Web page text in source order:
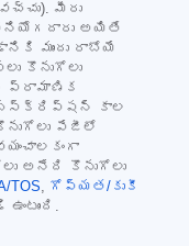
మీరు
అయితే
ముందు రాబోయే
కొనుగోలు
ప్రామాణిక
కాల
పేజీలో
అనేది కొనుగోలు
TOS, గోప్యత/కుకీ